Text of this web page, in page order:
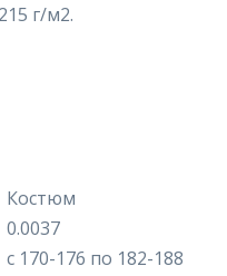
г/м2.
Костюм
0.0037
с 170-176 по 182-188